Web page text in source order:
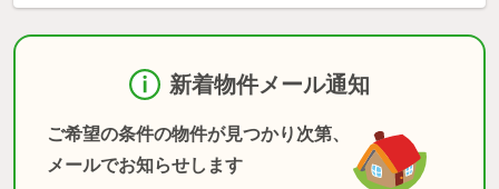
新着物件メール通知
ご希望の条件の物件が見つかり次第、
メールでお知らせします